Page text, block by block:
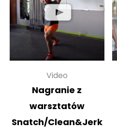
Video
Nagranie z
warsztatów
Snatch/Clean&Jerk